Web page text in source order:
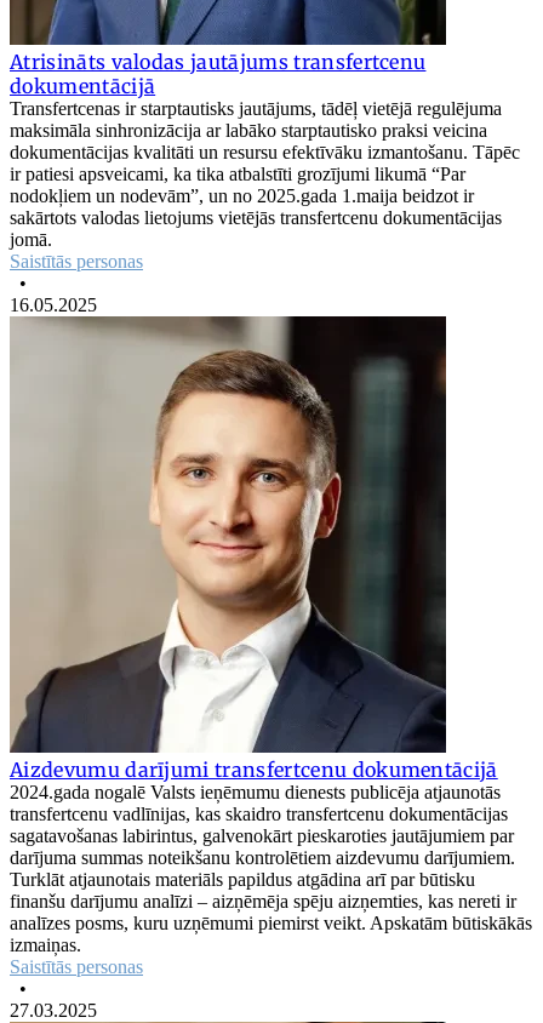
Atrisināts valodas jautājums transfertcenu
dokumentācijā
Transfertcenas ir starptautisks jautājums, tādēļ vietējā regulējuma
maksimāla sinhronizācija ar labāko starptautisko praksi veicina
dokumentācijas kvalitāti un resursu efektīvāku izmantošanu. Tāpēc
ir patiesi apsveicami, ka tika atbalstīti grozījumi likumā “Par
nodokļiem un nodevām”, un no 2025.gada 1.maija beidzot ir
sakārtots valodas lietojums vietējās transfertcenu dokumentācijas
jomā.
Saistītās personas
•
16.05.2025
Aizdevumu darījumi transfertcenu dokumentācijā
2024.gada nogalē Valsts ieņēmumu dienests publicēja atjaunotās
transfertcenu vadlīnijas, kas skaidro transfertcenu dokumentācijas
sagatavošanas labirintus, galvenokārt pieskaroties jautājumiem par
darījuma summas noteikšanu kontrolētiem aizdevumu darījumiem.
Turklāt atjaunotais materiāls papildus atgādina arī par būtisku
finanšu darījumu analīzi – aizņēmēja spēju aizņemties, kas nereti ir
analīzes posms, kuru uzņēmumi piemirst veikt. Apskatām būtiskākās
izmaiņas.
Saistītās personas
•
27.03.2025